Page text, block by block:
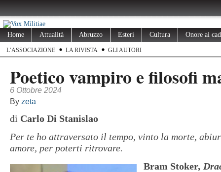
Home Attualità Abruzzo Esteri Cultura Onore ai
L’ASSOCIAZIONE LA RIVISTA GLI AUTORI
Poetico vampiro e filosofi
6 Ottobre 2024
By zeta
di Carlo Di Stanislao
Per te ho attraversato il tempo, vinto la morte,
amore, per poterti ritrovare.
Bram Stoker,